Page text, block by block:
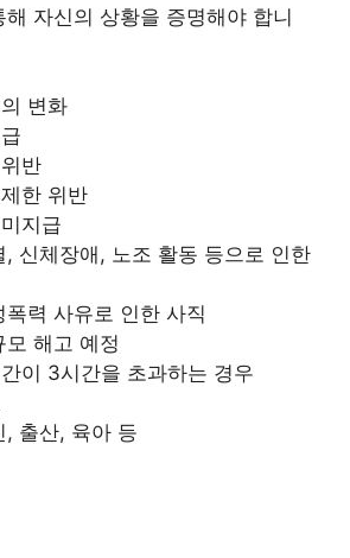
자신의 상황을 증명해야 합니
변화
반
한 위반
지급
, 신체장애, 노조 활동 등으로 인한
폭력 사유로 인한 사직
모 해고 예정
이 3시간을 초과하는 경우
, 출산, 육아 등